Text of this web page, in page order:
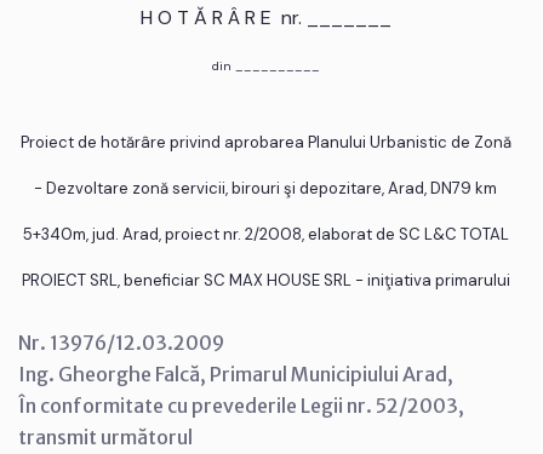
H O T Ă R Â R E nr. _______
din __________
Proiect de hotărâre privind aprobarea Planului Urbanistic de Zonă
- Dezvoltare zonă servicii, birouri şi depozitare, Arad, DN79 km
5+340m, jud. Arad, proiect nr. 2/2008, elaborat de SC L&C TOTAL
PROIECT SRL, beneficiar SC MAX HOUSE SRL - iniţiativa primarului
Nr. 13976/12.03.2009
Ing. Gheorghe Falcă, Primarul Municipiului Arad,
În conformitate cu prevederile Legii nr. 52/2003,
transmit următorul